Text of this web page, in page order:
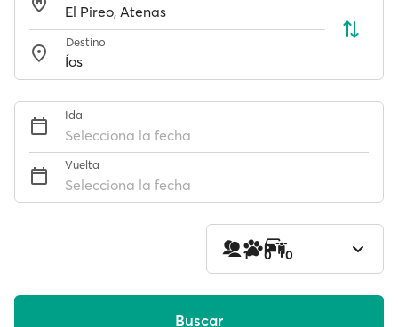
Destino
Ida
Selecciona la fecha
Vuelta
Selecciona la fecha
1 0 0
Buscar